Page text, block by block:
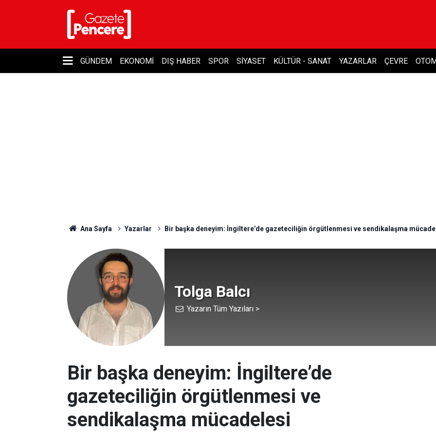
GÜNDEM EKONOMI DIŞ HABER SPOR SIYASET KÜLTÜR - SANAT YAZARLAR ÇEVRE
Ana Sayfa Yazarlar Bir başka deneyim: İngiltere’de gazeteciliğin örgütlenmesi ve sendikalaşma
Tolga Balcı
Yazarın Tüm Yazıları >
Bir başka deneyim: İngiltere’de
gazeteciliğin örgütlenmesi ve
sendikalaşma mücadelesi